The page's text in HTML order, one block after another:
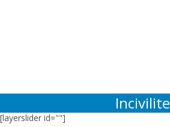
Incivilite
[layerslider id=""]